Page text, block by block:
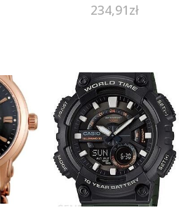
T
234,91zł